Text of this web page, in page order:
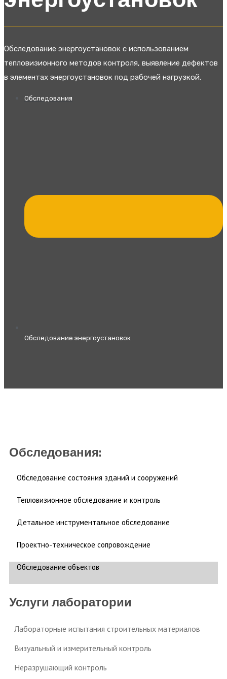
Обследование энергоустановок с использованием
тепловизионного методов контроля, выявление дефектов
в элементах энергоустановок под рабочей нагрузкой.
Обследования
Обследование энергоустановок
Обследования:
Обследование состояния зданий и сооружений
Тепловизионное обследование и контроль
Детальное инструментальное обследование
Проектно-техническое сопровождение
Обследование объектов
Услуги лаборатории
Лабораторные испытания строительных материалов
Визуальный и измерительный контроль
Неразрушающий контроль